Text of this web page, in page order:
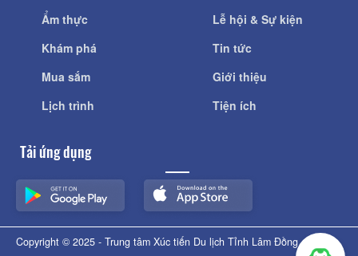
Ẩm thực
Khám phá
Mua sắm
Lịch trình
Lễ hội & Sự kiện
Tin tức
Giới thiệu
Tiện ích
Tải ứng dụng
Copyright © 2025 - Trung tâm Xúc tiến Du lịch Tỉnh Lâm Đồng